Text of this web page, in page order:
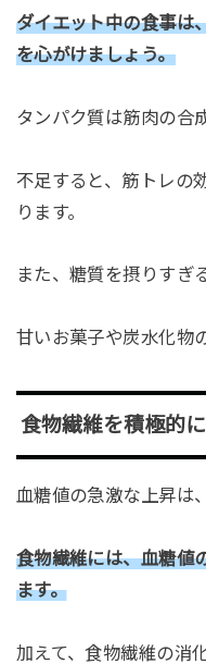
ダイエット中の食事は
を心がけましょう。
タンパク質は筋肉の合
不足すると、筋トレの
ります。
また、糖質を摂りすぎ
甘いお菓子や炭水化物
食物繊維を積極的
血糖値の急激な上昇は
食物繊維には、血糖値
ます。
加えて、食物繊維の消